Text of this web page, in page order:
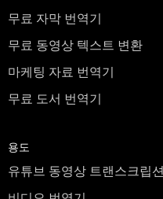
무료 자막 번역기
무료 동영상 텍스트 변환
마케팅 자료 번역기
무료 도서 번역기
용도
유튜브 동영상 트랜스크립션